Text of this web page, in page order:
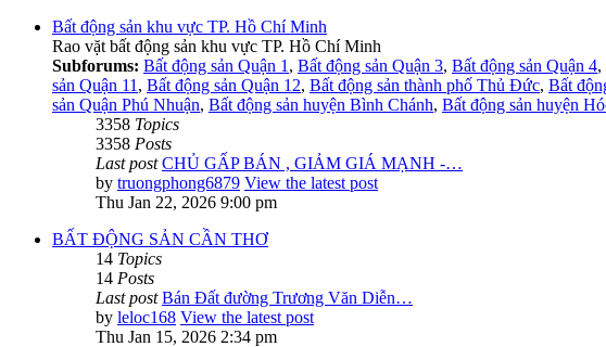
Bất động sản khu vực TP. Hồ Chí Minh
Rao vặt bất động sản khu vực TP. Hồ Chí Minh
Subforums: Bất động sản Quận 1 , Bất động sản Quận 3, Bất động sản Quận 4,
sản Quận 11 , Bất động sản Quận 12, Bất động sản thành phố Thủ Đức, Bất
sản Quận Phú Nhuận, Bất động sản huyện Bình Chánh, Bất động sản huyện
3358 Topics
3358 Posts
Last post CHỦ GẤP BÁN , GIẢM GIÁ MẠNH -…
by truongphong6879 View the latest post
Thu Jan 22, 2026 9:00 pm
BẤT ĐỘNG SẢN CẦN THƠ
14 Topics
14 Posts
Last post Bán Đất đường Trương Văn Diễn…
by leloc168 View the latest post
Thu Jan 15, 2026 2:34 pm